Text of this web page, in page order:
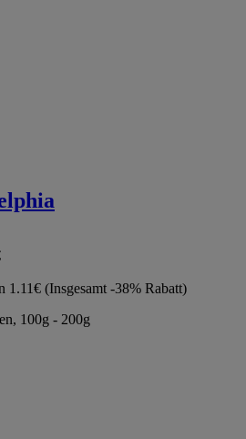
1.11€ (Insgesamt -38% Rabatt)
100g - 200g